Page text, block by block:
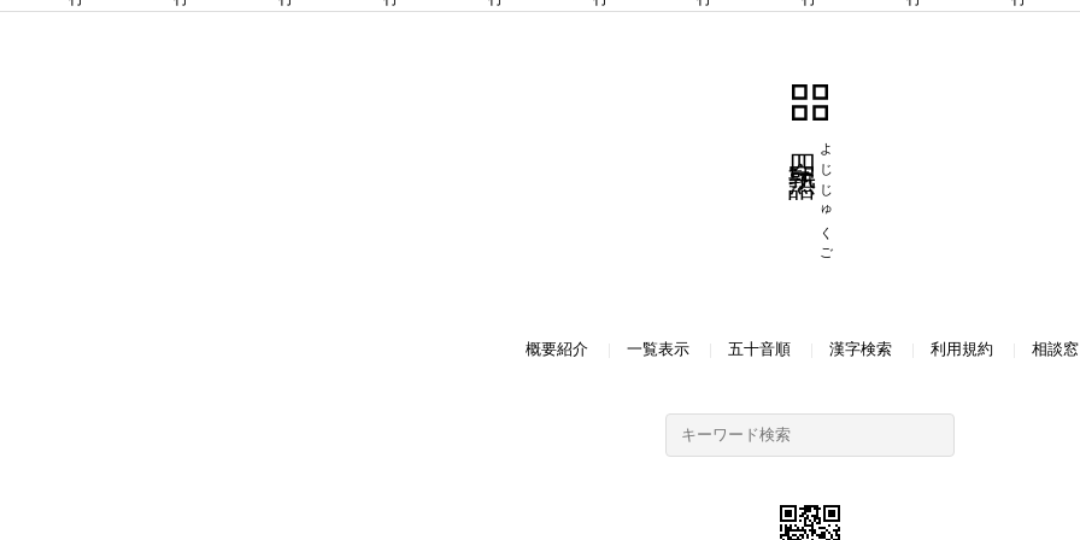
よじじゅくご
概要紹介 一覧表示 五十音順 漢字検索 利用規約 相談